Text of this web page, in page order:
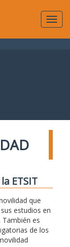
ETSIT
que
estudios en
es
de los